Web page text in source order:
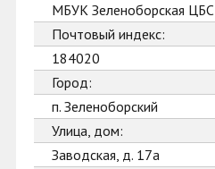
МБУК Зеленоборская ЦБС
Почтовый индекс:
184020
Город:
п. Зеленоборский
Улица, дом:
Заводская, д. 17а